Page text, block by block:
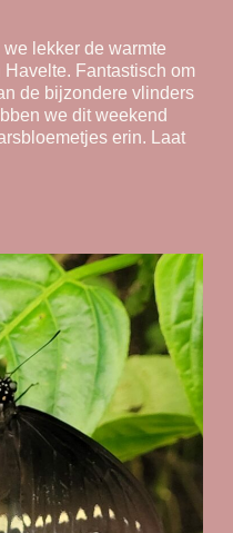
lekker de warmte
Fantastisch om
de bijzondere vlinders
we dit weekend
erin. Laat